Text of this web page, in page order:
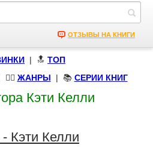
ОТЗЫВЫ НА КНИГИ
| 🔝 ТОП
🧝‍♀️ ЖАНРЫ | 📚 СЕРИИ КНИГ
Кэти Келли
Кэти Келли